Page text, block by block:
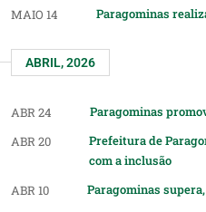
MAIO 14
Paragominas
ABRIL, 2026
ABR 24
Paragominas
ABR 20
Prefeitura de
com a inclusão
ABR 10
Paragominas